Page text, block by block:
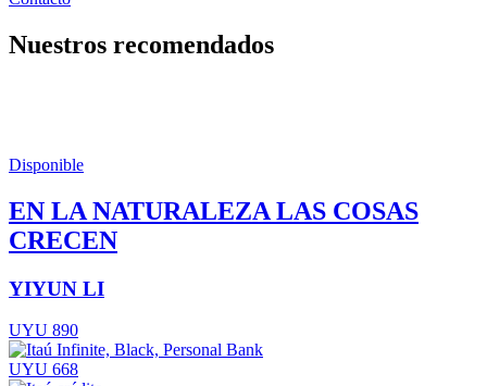
Nuestros recomendados
Disponible
EN LA NATURALEZA LAS COSAS
CRECEN
YIYUN LI
UYU 890
UYU 668